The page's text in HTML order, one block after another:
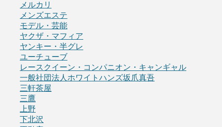
メルカリ
メンズエステ
モデル・芸能
ヤクザ・マフィア
ヤンキー・半グレ
ユーチューブ
レースクイーン・コンパニオン・キャンギャル
一般社団法人ホワイトハンズ坂爪真吾
三軒茶屋
三鷹
上野
下北沢